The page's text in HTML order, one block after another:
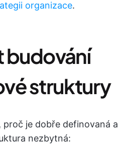
organizace.
budování
struktury
proč je dobře definovaná a
nezbytná: